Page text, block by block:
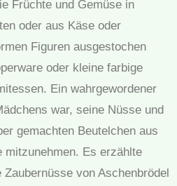
Früchte und Gemüse in
oder aus Käse oder
Figuren ausgestochen
oder kleine farbige
Ein wahrgewordener
war, seine Nüsse und
gemachten Beutelchen aus
mitzunehmen. Es erzählte
von Aschenbrödel